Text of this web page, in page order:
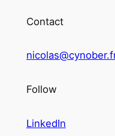
Contact
Follow
LinkedIn